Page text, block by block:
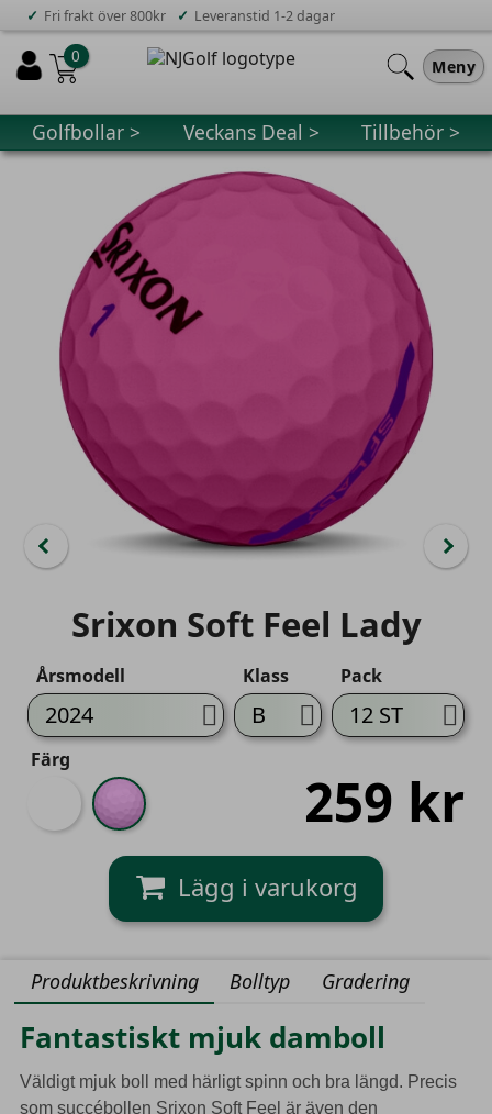
✓ Fri frakt över 800kr ✓ Leveranstid 1-2 dagar
Meny
0
Golfbollar > Veckans Deal > Tillbehör >
Srixon Soft Feel Lady
Årsmodell Klass Pack
Färg
Vit Rosa 259 kr
Produktbeskrivning Bolltyp Gradering
Fantastiskt mjuk damboll
Väldigt mjuk boll med härligt spinn och bra längd. Precis
som succébollen Srixon Soft Feel är även den